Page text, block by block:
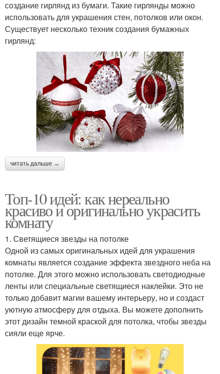
создание гирлянд из бумаги. Такие гирлянды можно
использовать для украшения стен, потолков или окон.
Существует несколько техник создания бумажных
гирлянд:
читать дальше →
Топ-10 идей: как нереально
красиво и оригинально украсить
комнату
1. Светящиеся звезды на потолке
Одной из самых оригинальных идей для украшения
комнаты является создание эффекта звездного неба на
потолке. Для этого можно использовать светодиодные
ленты или специальные светящиеся наклейки. Это не
только добавит магии вашему интерьеру, но и создаст
уютную атмосферу для отдыха. Вы можете дополнить
этот дизайн темной краской для потолка, чтобы звезды
сияли еще ярче.